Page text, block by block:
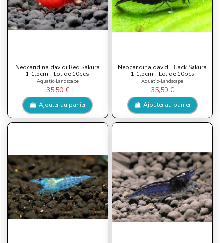
Neocaridina davidi Red Sakura
1-1,5cm - Lot de 10pcs
Aquatic-Landscape
35,50 €
Ajouter au panier
Neocaridina davidi Black Sakura
1-1,5cm - Lot de 10pcs
Aquatic-Landscape
35,50 €
Ajouter au panier